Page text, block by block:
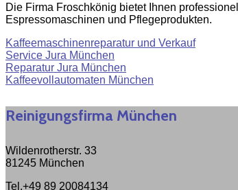
Die Firma Froschkönig bietet Ihnen
Espressomaschinen und Pflegeprodukten.
Kaffeemaschinenreparatur und Verkauf
Service Jura München
Reparatur Jura München
Kaffeevollautomaten München
Reinigungsfirma München
Wildenrotherstr. 33
81245 München
Tel.+49 89 20084134